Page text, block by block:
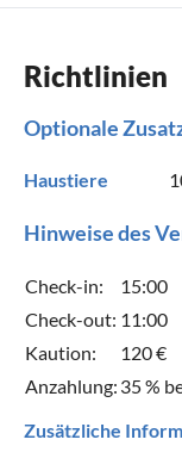
Richtlinien
Optionale
Haustiere
Hinweise des
Check-in:
15:00
Check-out: 11:00
Kaution:
120 €
Anzahlung: 35 %
Zusätzliche